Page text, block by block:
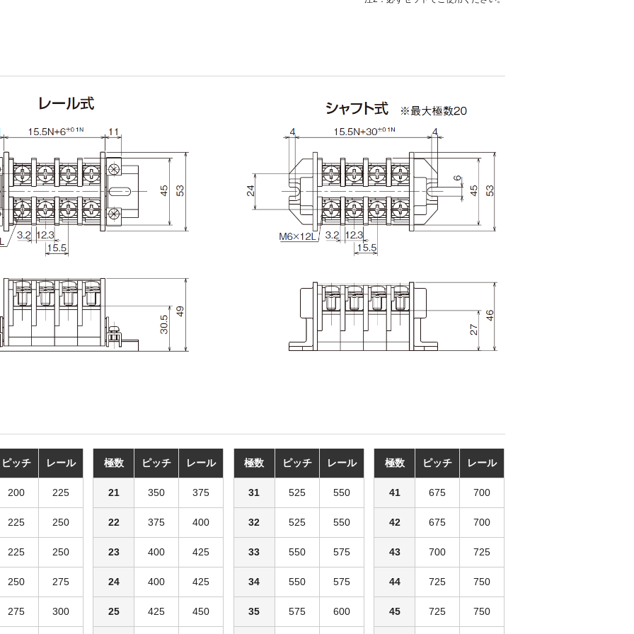
ピッチ レール
200 225
225 250
225 250
250 275
275 300
極数 ピッチ レール
21 350 375
22 375 400
23 400 425
24 400 425
25 425 450
極数 ピッチ レール
31 525 550
32 525 550
33 550 575
34 550 575
35 575 600
極数 ピッチ レール
41 675 700
42 675 700
43 700 725
44 725 750
45 725 750